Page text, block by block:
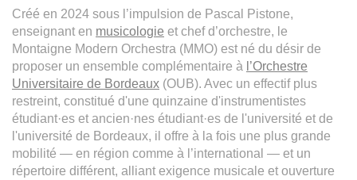
Créé en 2024 sous l’impulsion de Pascal Pistone,
enseignant en musicologie et chef d’orchestre, le
Montaigne Modern Orchestra (MMO) est né du désir de
proposer un ensemble complémentaire à l’Orchestre
Universitaire de Bordeaux (OUB). Avec un effectif plus
restreint, constitué d'une quinzaine d'instrumentistes
étudiant·es et ancien·nes étudiant·es de l'université et de
l'université de Bordeaux, il offre à la fois une plus grande
mobilité — en région comme à l’international — et un
répertoire différent, alliant exigence musicale et ouverture